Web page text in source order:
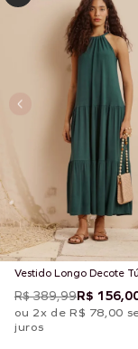
Vestido Longo Decote
Marias
R$ 389,99R$
ou 2x de R$ 78,00
juros